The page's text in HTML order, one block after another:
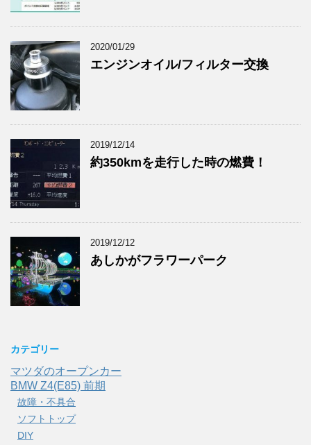
2020/01/29
エンジンオイル/フィルター交換
2019/12/14
約350kmを走行した時の燃費！
2019/12/12
あしかがフラワーパーク
カテゴリー
マツダのオープンカー
BMW Z4(E85) 前期
故障・不具合
ソフトトップ
DIY